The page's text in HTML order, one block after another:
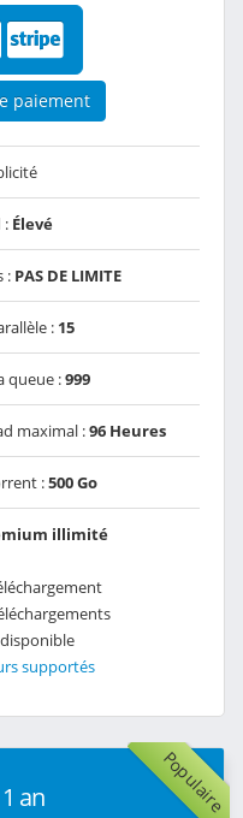
paiement
: Élevé
: PAS DE LIMITE
: 15
queue :999
maximal :96 Heures
:500 Go
illimité
supportés
Populaire
an